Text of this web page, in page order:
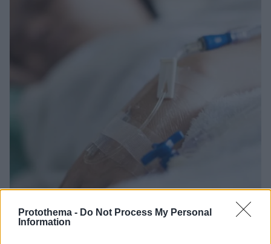
Protothema - Do Not Process My Personal
Information
Kορωνοϊός: Τα φάρμακα που βελτιώνουν την κατάσταση
02.02.2020, 09:12